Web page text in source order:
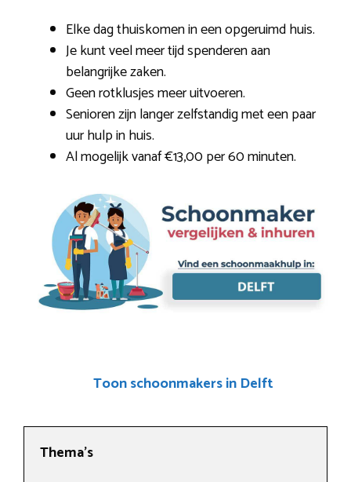
Elke dag thuiskomen in een opgeruimd huis.
Je kunt veel meer tijd spenderen aan
belangrijke zaken.
Geen rotklusjes meer uitvoeren.
Senioren zijn langer zelfstandig met een paar
uur hulp in huis.
Al mogelijk vanaf €13,00 per 60 minuten.
Toon schoonmakers in Delft
Thema’s